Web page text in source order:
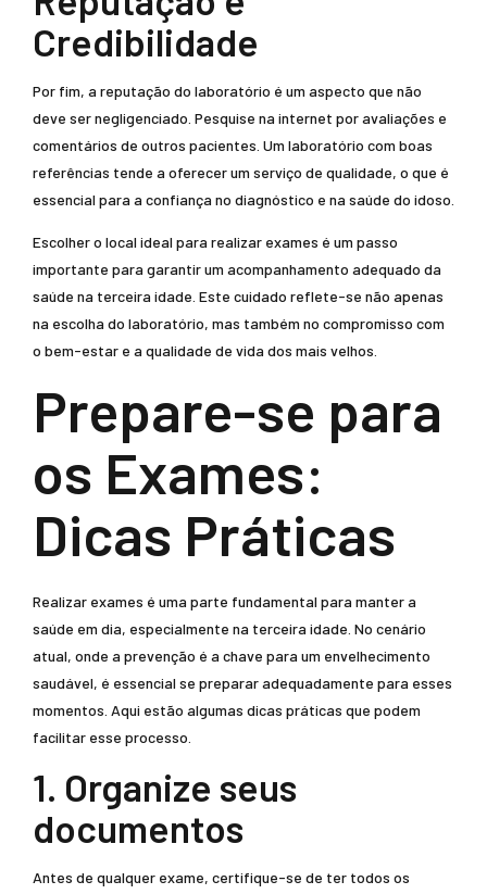
Credibilidade
Por fim, a reputação do laboratório é um aspecto que não
deve ser negligenciado. Pesquise na internet por avaliações e
comentários de outros pacientes. Um laboratório com boas
referências tende a oferecer um serviço de qualidade, o que é
essencial para a confiança no diagnóstico e na saúde do idoso.
Escolher o local ideal para realizar exames é um passo
importante para garantir um acompanhamento adequado da
saúde na terceira idade. Este cuidado reflete-se não apenas
na escolha do laboratório, mas também no compromisso com
o bem-estar e a qualidade de vida dos mais velhos.
Prepare-se para
os Exames:
Dicas Práticas
Realizar exames é uma parte fundamental para manter a
saúde em dia, especialmente na terceira idade. No cenário
atual, onde a prevenção é a chave para um envelhecimento
saudável, é essencial se preparar adequadamente para esses
momentos. Aqui estão algumas dicas práticas que podem
facilitar esse processo.
1. Organize seus
documentos
Antes de qualquer exame, certifique-se de ter todos os